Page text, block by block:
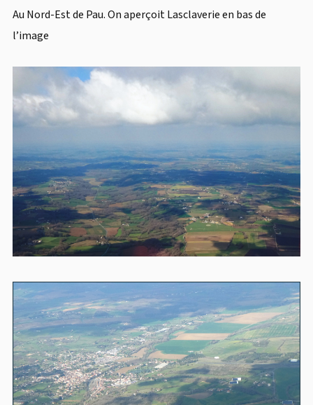
Au Nord-Est de Pau. On aperçoit Lasclaverie en bas de
l’image